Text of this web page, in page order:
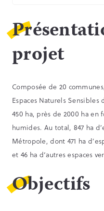
projet
Composée de 20
Espaces Naturels Sensibles
450 ha, près de 2000 ha en
humides. Au total, 847 ha
Métropole, dont 471 ha
et 46 ha d‘autres espaces
Objectifs